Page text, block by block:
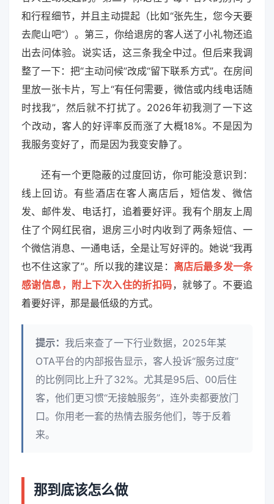
和行程细节，并且主动提起（比如“张先生，您今天要
去爬山吧”）。第三，你给退房的客人送了小礼物还追
出去问体验。说实话，这三条我全中过。但后来我调
整了一下：把“主动问候”改成“留下联系方式”。在房间
里放一张卡片，写上“有任何需要，微信或内线电话随
时找我”，然后就不打扰了。2026年初我测了一下这
个改动，客人的好评率反而涨了大概18%。不是因为
我服务变好了，而是因为我变安静了。
还有一个更隐蔽的过度回访，你可能没意识到：
线上回访。有些酒店在客人离店后，短信发、微信
发、邮件发、电话打，追着要好评。我有个朋友上周
住了个网红民宿，退房三小时内收到了两条短信、一
个微信消息、一通电话，全是让写好评的。她说“我再
也不住这家了”。所以我的建议是： 离店后最多发一条
感谢信息，附上下次入住的折扣码，就够了。不要追
着要好评，那是最低级的方式。
提示： 我后来查了一下行业数据，2025年某
OTA平台的内部报告显示，客人投诉“服务过度”
的比例同比上升了32%。尤其是95后、00后住
客，他们更习惯“无接触服务”，连外卖都要放门
口。你用老一套的热情去服务他们，等于反着
来。
那到底该怎么做